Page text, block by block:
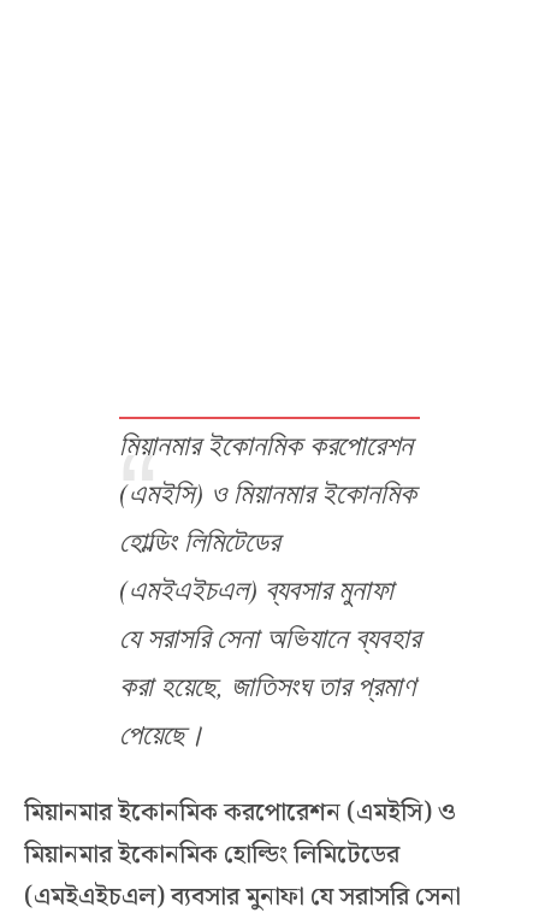
মিয়ানমার ইকোনমিক করপোরেশন
(এমইসি) ও মিয়ানমার ইকোনমিক
হোল্ডিং লিমিটেডের
(এমইএইচএল) ব্যবসার মুনাফা
যে সরাসরি সেনা অভিযানে ব্যবহার
করা হয়েছে, জাতিসংঘ তার প্রমাণ
পেয়েছে।
মিয়ানমার ইকোনমিক করপোরেশন (এমইসি) ও
মিয়ানমার ইকোনমিক হোল্ডিং লিমিটেডের
(এমইএইচএল) ব্যবসার মুনাফা যে সরাসরি সেনা